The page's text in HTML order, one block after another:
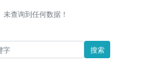
未查询到任何数据！
搜索